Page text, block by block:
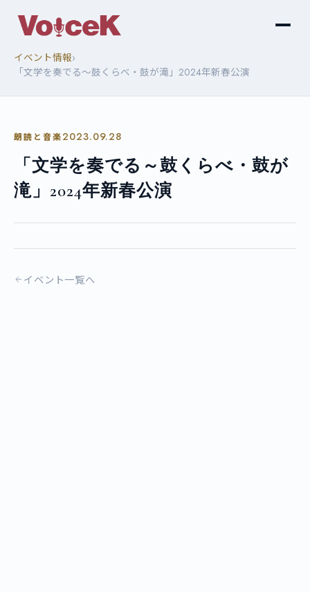
イベント情報›
「文学を奏でる～鼓くらべ・鼓が滝」2024年新春公演
朗読と音楽2023.09.28
「文学を奏でる～鼓くらべ・鼓が
滝」2024年新春公演
イベント一覧へ